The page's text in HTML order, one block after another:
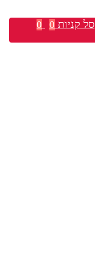
סל קניות 0
0